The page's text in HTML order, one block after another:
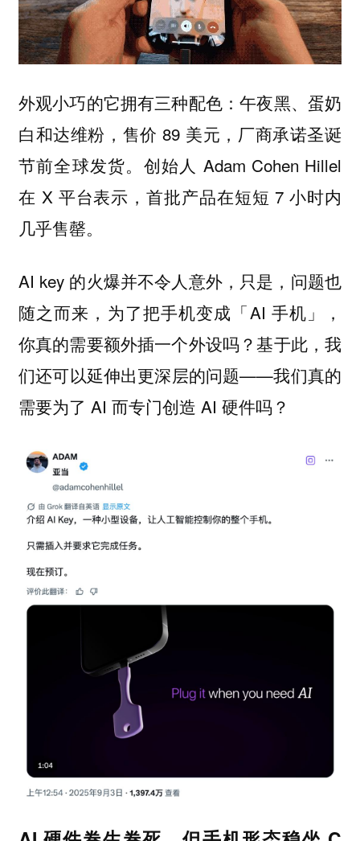
外观小巧的它拥有三种配色：午夜黑、蛋奶
白和达维粉，售价 89 美元，厂商承诺圣诞
节前全球发货。创始人 Adam Cohen Hillel
在 X 平台表示，首批产品在短短 7 小时内
几乎售罄。
AI key 的火爆并不令人意外，只是，问题也
随之而来，为了把手机变成「AI 手机」，
你真的需要额外插一个外设吗？基于此，我
们还可以延伸出更深层的问题——我们真的
需要为了 AI 而专门创造 AI 硬件吗？